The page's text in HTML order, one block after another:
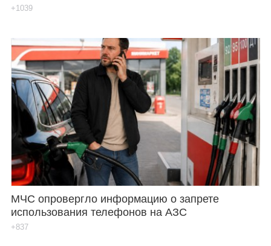
+1039
МЧС опровергло информацию о запрете
использования телефонов на АЗС
+837